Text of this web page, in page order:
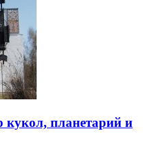
кукол, планетарий и